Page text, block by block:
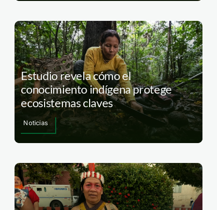
Estudio revela cómo el
conocimiento indígena protege
ecosistemas claves
Noticias